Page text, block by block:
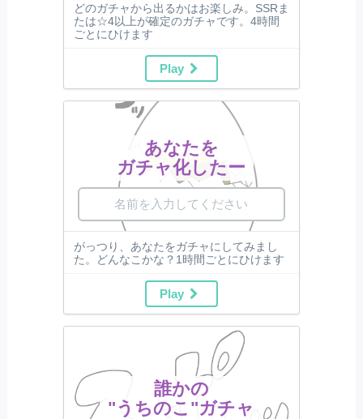
どのガチャから出るかはお楽しみ。SSRま
たは☆4以上が確定のガチャです。4時間
ごとにひけます
Play
あなたを
ガチャ化したー
がっつり、あなたをガチャにしてみまし
た。どんなこかな？1時間ごとにひけます
Play
誰かの
"うちのこ"ガチャ